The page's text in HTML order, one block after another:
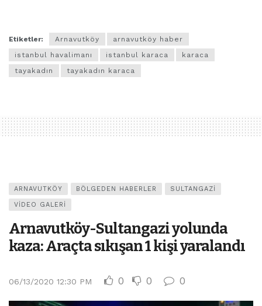
Etiketler: Arnavutköy
arnavutköy haber
istanbul havalimanı
istanbul karaca
karaca
tayakadın
tayakadın karaca
ARNAVUTKÖY BÖLGEDEN HABERLER SULTANGAZI
VIDEO GALERI
Arnavutköy-Sultangazi yolunda
kaza: Araçta sıkışan 1 kişi yaralandı
06/13/2020 12:30 PM 0 0 0